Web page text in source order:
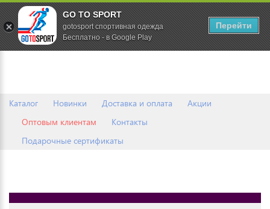
Каталог Новинки Доставка и оплата
Акции
Оптовым клиентам
Контакты
Подарочные сертификаты
0
GO TO SPORT
gotosport спортивная одежда
Бесплатно - в Google Play
Перейти